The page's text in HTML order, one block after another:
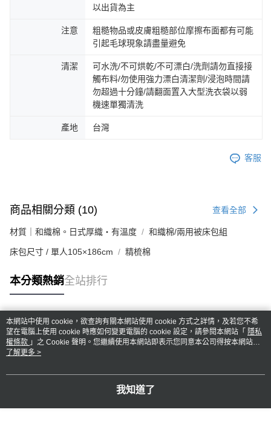
以出貨為主
注意
粗糙物品或皮膚粗糙部位摩擦布面都有可能
引起毛球現象請盡量避免
清潔
可水洗/不可烘乾/不可漂白/洗劑請勿直接接
觸布料/勿使用強力漂白清潔劑/浸泡時間請
勿超過十分鐘/請翻面置入大型洗衣袋以弱
機速單獨清洗
產地 台灣
客服
商品相關分類 (10) 查看全部
材質｜和織棉。日式厚織・有溫度 和織棉/兩用被床包組
床包尺寸 / 單人105×186cm 精梳棉
本分類熱銷全站排行
熱門標籤
本網站中使用 cookie，欲查詢有關本網站使用 cookie 方式之詳情，及若您不希
望在電腦上使用 cookie 時應如何變更電腦的 cookie 設定，請參閱本網站「 隱私
權條款 」之 Cookie 聲明。您繼續使用本網站即表示您同意本公司得按本網站使
用條款之 Cookie 聲明使用 cookie。
了解更多 >
我知道了